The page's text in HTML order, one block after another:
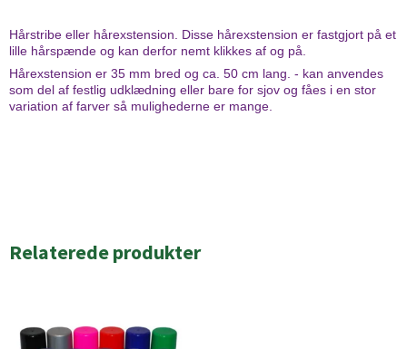
Hårstribe eller hårexstension. Disse hårexstension er fastgjort på et
lille hårspænde og kan derfor nemt klikkes af og på.
Hårexstension er 35 mm bred og ca. 50 cm lang. - kan anvendes
som del af festlig udklædning eller bare for sjov og fåes i en stor
variation af farver så mulighederne er mange.
Relaterede produkter